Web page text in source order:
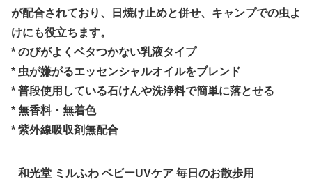
が配合されており、日焼け止めと併せ、キャンプでの虫よ
けにも役立ちます。
* のびがよくベタつかない乳液タイプ
* 虫が嫌がるエッセンシャルオイルをブレンド
* 普段使用している石けんや洗浄料で簡単に落とせる
* 無香料・無着色
* 紫外線吸収剤無配合
和光堂 ミルふわ ベビーUVケア 毎日のお散歩用